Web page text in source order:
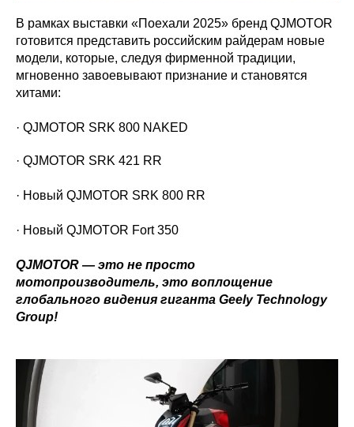
В рамках выставки «Поехали 2025» бренд QJMOTOR
готовится представить российским райдерам новые
модели, которые, следуя фирменной традиции,
мгновенно завоевывают признание и становятся
хитами:
· QJMOTOR SRK 800 NAKED
· QJMOTOR SRK 421 RR
· Новый QJMOTOR SRK 800 RR
· Новый QJMOTOR Fort 350
QJMOTOR — это не просто
мотопроизводитель, это воплощение
глобального видения гиганта Geely Technology
Group!